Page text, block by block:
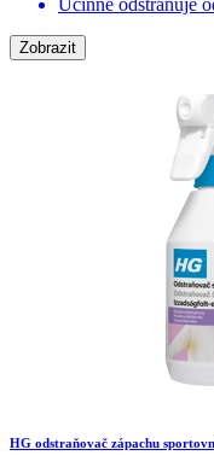
Účinně odstraňuje
Zobrazit
HG odstraňovač zápachu